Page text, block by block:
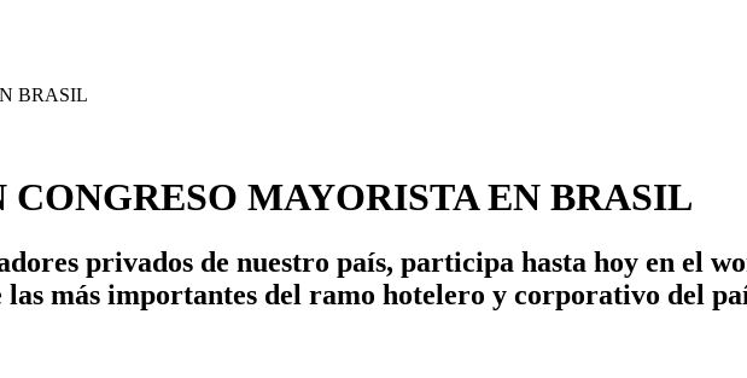
MAYORISTA EN BRASIL
privados de nuestro país, participa hasta hoy en el
más importantes del ramo hotelero y corporativo del